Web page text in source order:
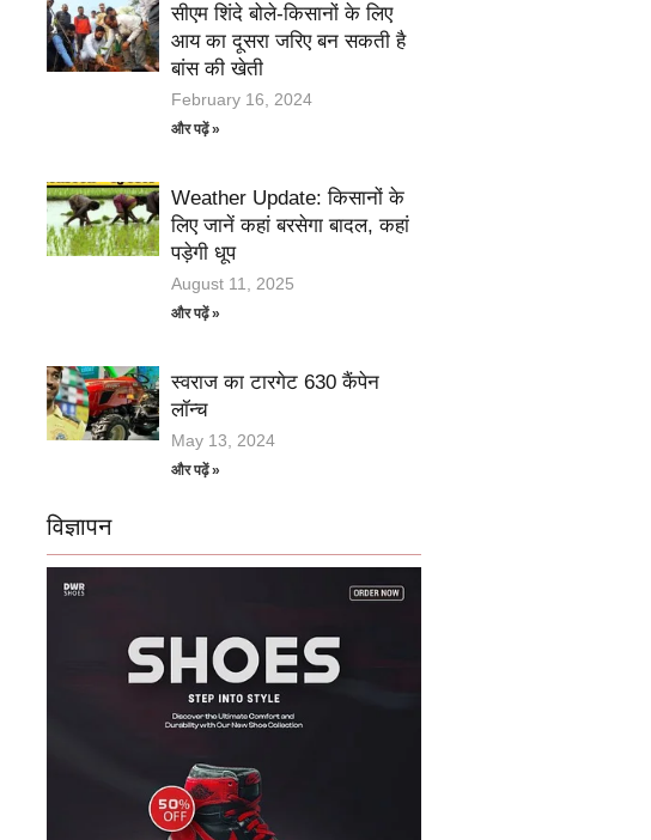
सीएम शिंदे बोले-किसानों के लिए
आय का दूसरा जरिए बन सकती है
बांस की खेती
February 16, 2024
और पढ़ें »
Weather Update: किसानों के
लिए जानें कहां बरसेगा बादल, कहां
पड़ेगी धूप
August 11, 2025
और पढ़ें »
स्वराज का टारगेट 630 कैंपेन
लॉन्च
May 13, 2024
और पढ़ें »
विज्ञापन